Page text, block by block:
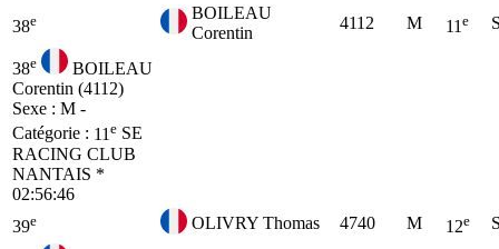
38e
BOILEAU
Corentin
4112 M 11 e
38e
BOILEAU
Corentin (4112)
Sexe : M -
Catégorie : 11 e SE
RACING CLUB
NANTAIS *
02:56:46
39e OLIVRY Thomas 4740 M 12e